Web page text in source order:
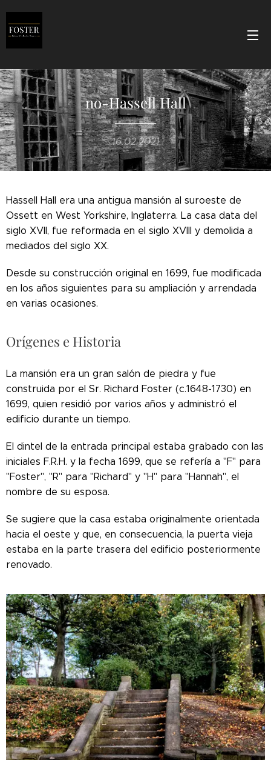
no-Hassell Hall
16.02.2021
Hassell Hall era una antigua mansión al suroeste de
Ossett en West Yorkshire, Inglaterra. La casa data del
siglo XVII, fue reformada en el siglo XVIII y demolida a
mediados del siglo XX.
Desde su construcción original en 1699, fue modificada
en los años siguientes para su ampliación y arrendada
en varias ocasiones.
Orígenes e Historia
La mansión era un gran salón de piedra y fue
construida por el Sr. Richard Foster (c.1648-1730) en
1699, quien residió por varios años y administró el
edificio durante un tiempo.
El dintel de la entrada principal estaba grabado con las
iniciales F.R.H. y la fecha 1699, que se refería a "F" para
"Foster", "R" para "Richard" y "H" para "Hannah", el
nombre de su esposa.
Se sugiere que la casa estaba originalmente orientada
hacia el oeste y que, en consecuencia, la puerta vieja
estaba en la parte trasera del edificio posteriormente
renovado.